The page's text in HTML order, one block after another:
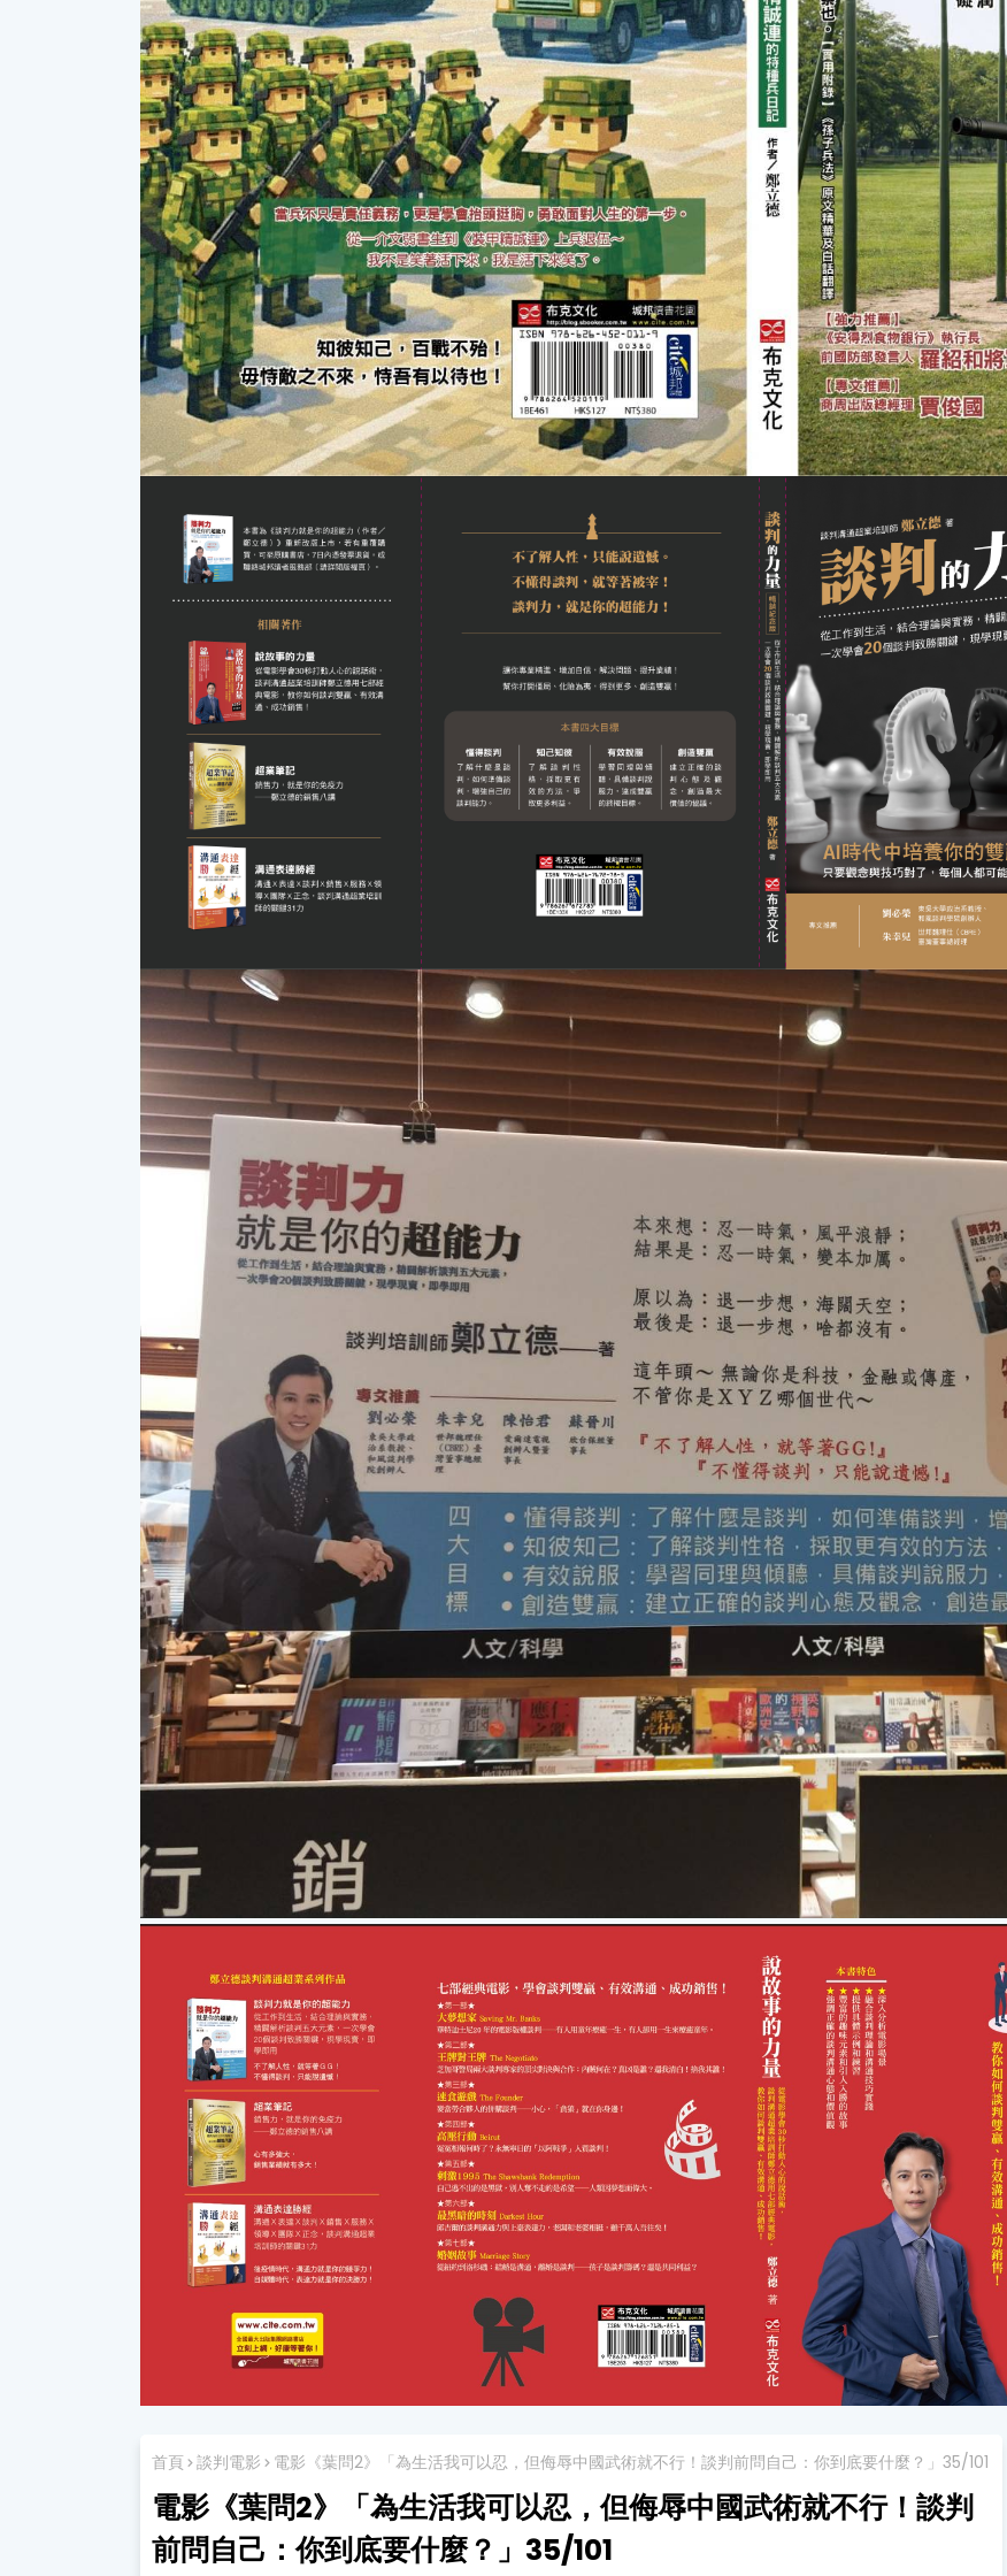
首頁 談判電影 電影《葉問2》「為生活我可以忍，但侮辱中國武術就不行！談判前問自己：你到底要什麼？」35/101
電影《葉問2》「為生活我可以忍，但侮辱中國武術就不行！談判
前問自己：你到底要什麼？」35/101